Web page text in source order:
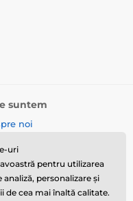
suntem
noi
cu Galamodino
uri
pentru utilizarea
personalizare și
de cea mai înaltă calitate.